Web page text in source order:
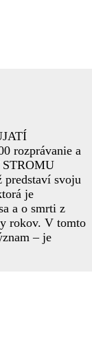
rozprávanie a
predstaví svoju
je
a o smrti z
rokov. V tomto
– je